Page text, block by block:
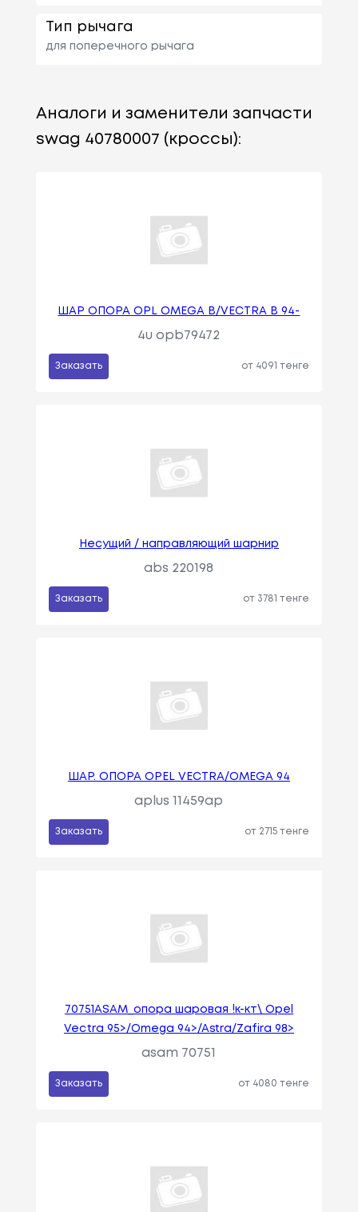
Тип рычага
для поперечного рычага
Аналоги и заменители запчасти
swag 40780007 (кроссы):
ШАР ОПОРА OPL OMEGA B/VECTRA B 94-
4u opb79472
Заказать от 4091 тенге
Несущий / направляющий шарнир
abs 220198
Заказать от 3781 тенге
ШАР. ОПОРА OPEL VECTRA/OMEGA 94
aplus 11459ap
Заказать от 2715 тенге
70751ASAM_опора шаровая !к-кт\ Opel
Vectra 95>/Omega 94>/Astra/Zafira 98>
asam 70751
Заказать от 4080 тенге